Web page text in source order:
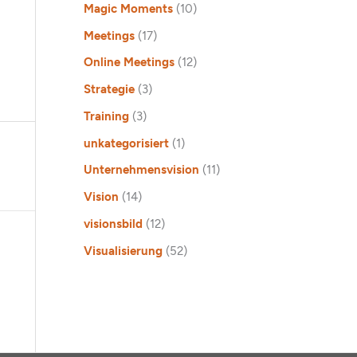
Magic Moments(10)
Meetings(17)
Online Meetings(12)
Strategie(3)
Training(3)
unkategorisiert(1)
Unternehmensvision (11)
Vision (14)
visionsbild (12)
Visualisierung(52)